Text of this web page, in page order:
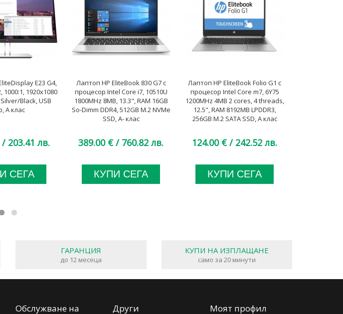
E23 G4,
1000:1, 1920x1080
Black, USB
A клас
/ 203.41 лв.
СЕГА
Лаптоп HP EliteBook 830 G7 с
процесор Intel Core i7, 10510U
1800MHz 8MB, 13.3", RAM 16GB
So-Dimm DDR4, 512GB M.2 NVMe
SSD, A- клас
389.00 € / 760.82 лв.
КУПИ СЕГА
Лаптоп HP EliteBook Folio G1 с
процесор Intel Core m7, 6Y75
1200MHz 4MB 2 cores, 4 threads,
12.5", RAM 8192MB LPDDR3,
256GB M.2 SATA SSD, A клас
124.00 € / 242.52 лв.
КУПИ СЕГА
ГАРАНЦИЯ
до 12 месеца
КУПИ НА ИЗПЛАЩАНЕ
само за 20 минути
Обслужване на Други Моят профил